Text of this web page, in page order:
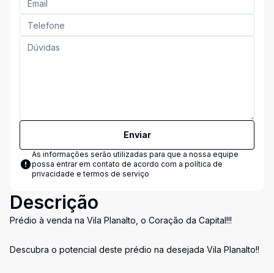
Enviar
As informações serão utilizadas para que a nossa equipe
possa entrar em contato de acordo com a política de
privacidade e termos de serviço
Descrição
Prédio à venda na Vila Planalto, o Coração da Capital!!!
Descubra o potencial deste prédio na desejada Vila Planalto!!